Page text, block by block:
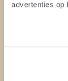
advertenties op